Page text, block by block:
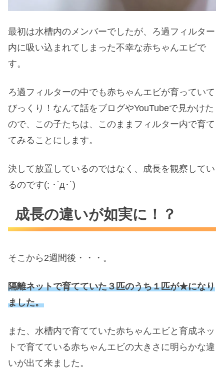
最初は水槽内のメンバーでしたが、ろ過フィルター
内に吸い込まれてしまった不幸な赤ちゃんエビで
す。
ろ過フィルターの中でも赤ちゃんエビが育っていて
びっくり！なんて話をブログやYouTubeで見かけた
ので、この子たちは、このままフィルター内で育て
てみることにします。
決して放置しているのではなく、成長を観察してい
るのです(; ･`д･´)
成長の違いが如実に！？
そこから2週間後・・・。
隔離ネットで育てていた３匹のうち１匹が★になり
ました。
また、水槽内で育てていた赤ちゃんエビと育成ネッ
トで育てている赤ちゃんエビの大きさに明らかな違
いが出て来ました。